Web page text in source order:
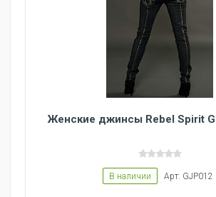
Женские джинсы Rebel Spirit
В наличии Арт: GJP012